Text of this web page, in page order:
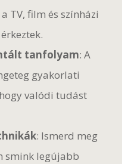
TV, film és színházi
tanfolyam: A
gyakorlati
valódi tudást
: Ismerd meg
smink legújabb